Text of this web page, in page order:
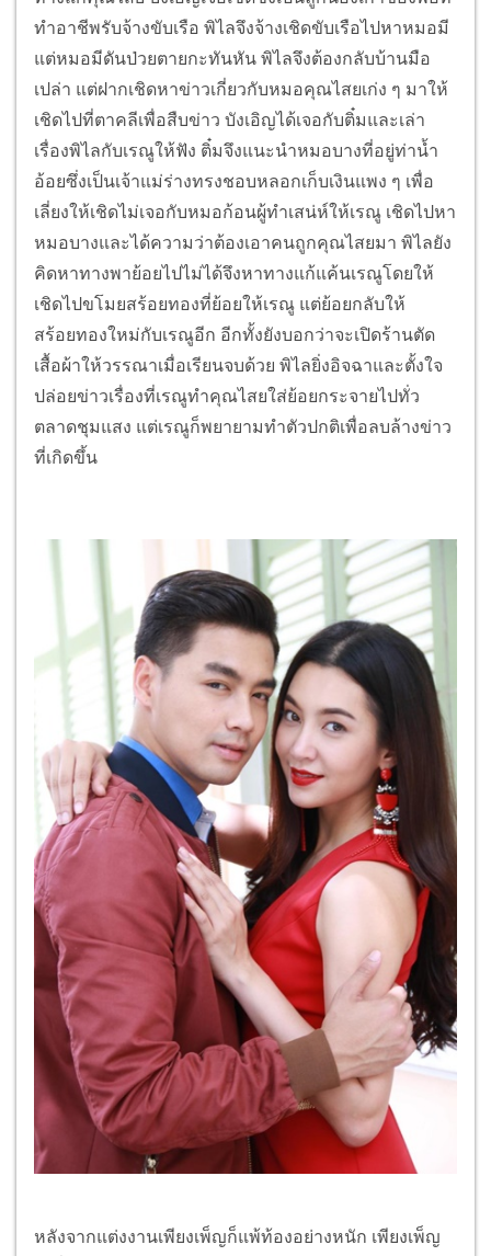
ทำอาชีพรับจ้างขับเรือ พิไลจึงจ้างเชิดขับเรือไปหาหมอมี
แต่หมอมีดันป่วยตายกะทันหัน พิไลจึงต้องกลับบ้านมือ
เปล่า แต่ฝากเชิดหาข่าวเกี่ยวกับหมอคุณไสยเก่ง ๆ มาให้
เชิดไปที่ตาคลีเพื่อสืบข่าว บังเอิญได้เจอกับติ๋มและเล่า
เรื่องพิไลกับเรณูให้ฟัง ติ๋มจึงแนะนำหมอบางที่อยู่ท่าน้ำ
อ้อยซึ่งเป็นเจ้าแม่ร่างทรงชอบหลอกเก็บเงินแพง ๆ เพื่อ
เลี่ยงให้เชิดไม่เจอกับหมอก้อนผู้ทำเสน่ห์ให้เรณู เชิดไปหา
หมอบางและได้ความว่าต้องเอาคนถูกคุณไสยมา พิไลยัง
คิดหาทางพาย้อยไปไม่ได้จึงหาทางแก้แค้นเรณูโดยให้
เชิดไปขโมยสร้อยทองที่ย้อยให้เรณู แต่ย้อยกลับให้
สร้อยทองใหม่กับเรณูอีก อีกทั้งยังบอกว่าจะเปิดร้านตัด
เสื้อผ้าให้วรรณาเมื่อเรียนจบด้วย พิไลยิ่งอิจฉาและตั้งใจ
ปล่อยข่าวเรื่องที่เรณูทำคุณไสยใส่ย้อยกระจายไปทั่ว
ตลาดชุมแสง แต่เรณูก็พยายามทำตัวปกติเพื่อลบล้างข่าว
ที่เกิดขึ้น
หลังจากแต่งงานเพียงเพ็ญก็แพ้ท้องอย่างหนัก เพียงเพ็ญ